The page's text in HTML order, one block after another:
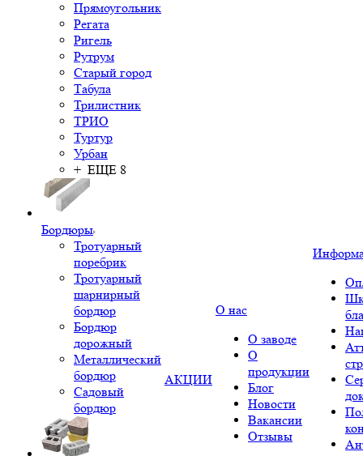
Прямоугольник
Регата
Ригель
Рутрум
Старый город
Табула
Трилистник
ТРИО
Туртур
Урбан
+ ЕЩЕ 8
Бордюры
Тротуарный
поребрик
Тротуарный
шарнирный
бордюр
Бордюр
дорожный
Металлический
бордюр
Садовый
бордюр
АКЦИИ
О нас
О заводе
О
продукции
Блог
Новости
Вакансии
Отзывы